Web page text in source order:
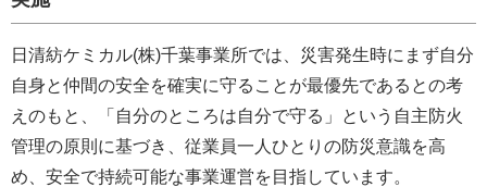
日清紡ケミカル(株)千葉事業所では、災害発生時にまず自分
自身と仲間の安全を確実に守ることが最優先であるとの考
えのもと、「自分のところは自分で守る」という自主防火
管理の原則に基づき、従業員一人ひとりの防災意識を高
め、安全で持続可能な事業運営を目指しています。